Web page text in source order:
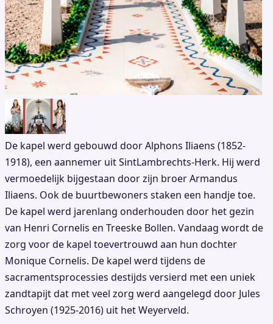
De kapel werd gebouwd door Alphons Iliaens (1852-
1918), een aannemer uit SintLambrechts-Herk. Hij werd
vermoedelijk bijgestaan door zijn broer Armandus
Iliaens. Ook de buurtbewoners staken een handje toe.
De kapel werd jarenlang onderhouden door het gezin
van Henri Cornelis en Treeske Bollen. Vandaag wordt de
zorg voor de kapel toevertrouwd aan hun dochter
Monique Cornelis. De kapel werd tijdens de
sacramentsprocessies destijds versierd met een uniek
zandtapijt dat met veel zorg werd aangelegd door Jules
Schroyen (1925-2016) uit het Weyerveld.